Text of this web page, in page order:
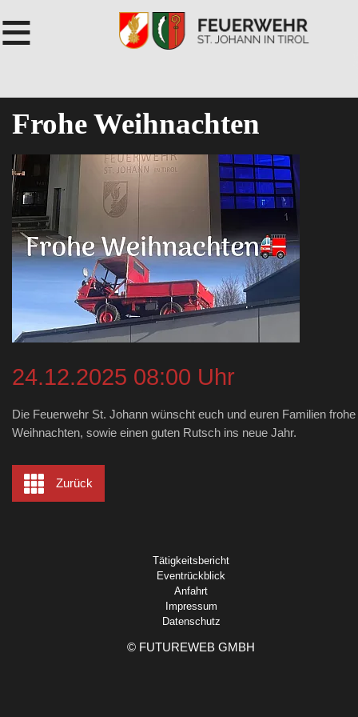
≡
Frohe Weihnachten
24.12.2025 08:00 Uhr
Die Feuerwehr St. Johann wünscht euch und euren Familien frohe
Weihnachten, sowie einen guten Rutsch ins neue Jahr.
Zurück
Tätigkeitsbericht
Eventrückblick
Anfahrt
Impressum
Datenschutz
© FUTUREWEB GMBH